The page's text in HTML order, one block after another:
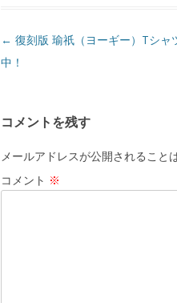
投
稿
ゲ
ー
シ
ョ
← 復刻版 瑜祇（ヨーギー）Tシ
中！
コメントを残す
メールアドレスが公開されること
コメント ※